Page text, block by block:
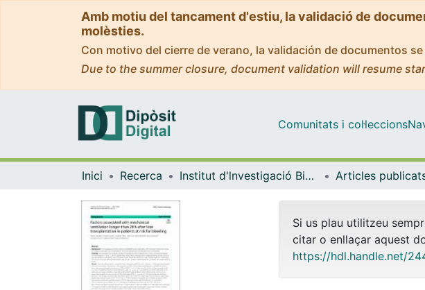
Amb motiu del tancament d'estiu, la validació de
molèsties.
Con motivo del cierre de verano, la validación de documentos
Due to the summer closure, document validation will resume
Comunitats i col·leccions
Inici Recerca Institut d'lnvestigació Biomèdica de Bellvitge (IDIBELL)
Si us plau utilitzeu
citar o enllaçar aquest
https://hdl.handle.net/